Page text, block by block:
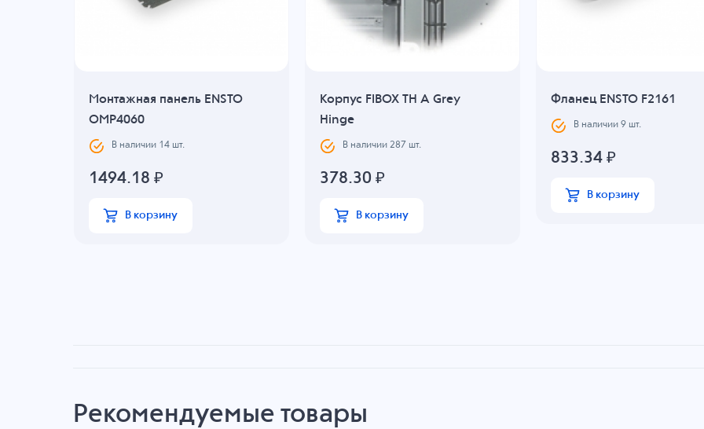
Монтажная панель ENSTO
OMP4060
В наличии 14шт.
1494.18 ₽
В корзину
Корпус FIBOX TH A Grey
Hinge
В наличии 287 шт.
378.30 ₽
В корзину
Фланец ENSTO F2161
В наличии 9шт.
833.34₽
В корзину
Рекомендуемые товары